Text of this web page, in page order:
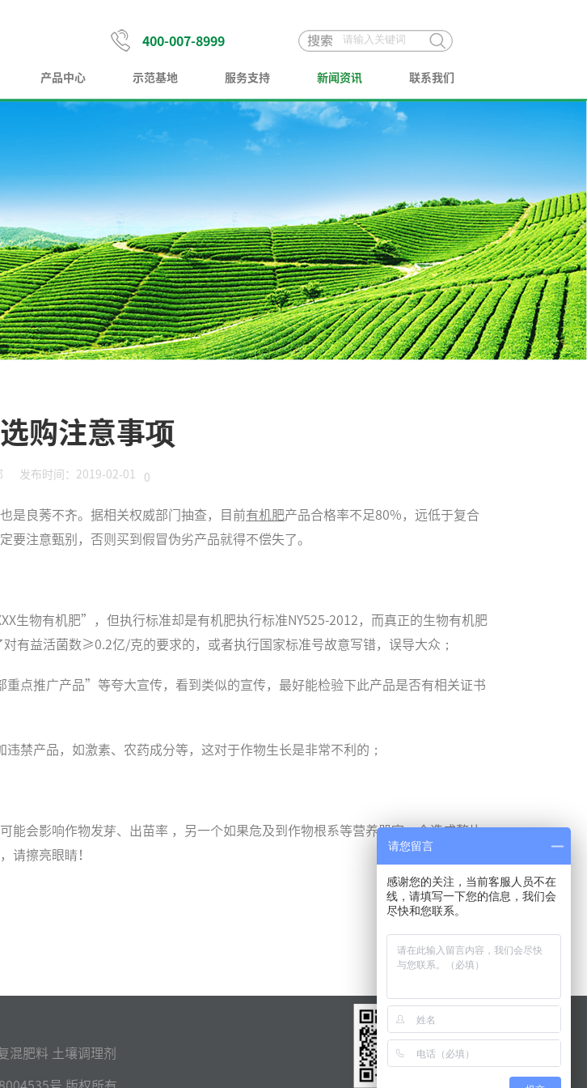
400-007-8999
产品中心 示范基地 服务支持 新闻资讯 联系我们
购注意事项
发布时间：2019-02-01 0
是良莠不齐。据相关权威部门抽查，目前有机肥产品合格率不足80%，远低于复合
注意甄别，否则买到假冒伪劣产品就得不偿失了。
生物有机肥”，但执行标准却是有机肥执行标准NY525-2012，而真正的生物有机肥
有益活菌数≥0.2亿/克的要求的，或者执行国家标准号故意写错，误导大众；
点推广产品”等夸大宣传，看到类似的宣传，最好能检验下此产品是否有相关证书
禁产品，如激素、农药成分等，这对于作物生长是非常不利的；
能会影响作物发芽、出苗率 ，另一个如果危及到作物根系等营养器官，会造成整片
请擦亮眼睛！
混肥料 土壤调理剂
请您留言
感谢您的关注，当前客服人员不在
线，请填写一下您的信息，我们会
尽快和您联系。